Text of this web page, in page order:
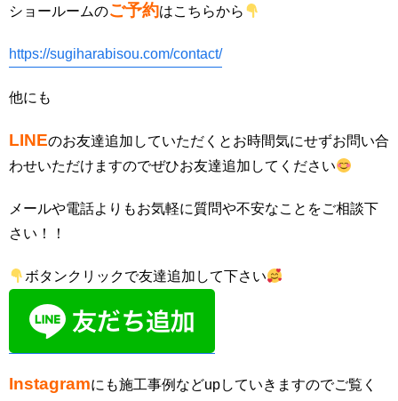
ショールームのご予約はこちらから
https://sugiharabisou.com/contact/
他にも
LINEのお友達追加していただくとお時間気にせずお問い合
わせいただけますのでぜひお友達追加してください
メールや電話よりもお気軽に質問や不安なことをご相談下
さい！！
ボタンクリックで友達追加して下さい
Instagramにも施工事例などupしていきますのでご覧く